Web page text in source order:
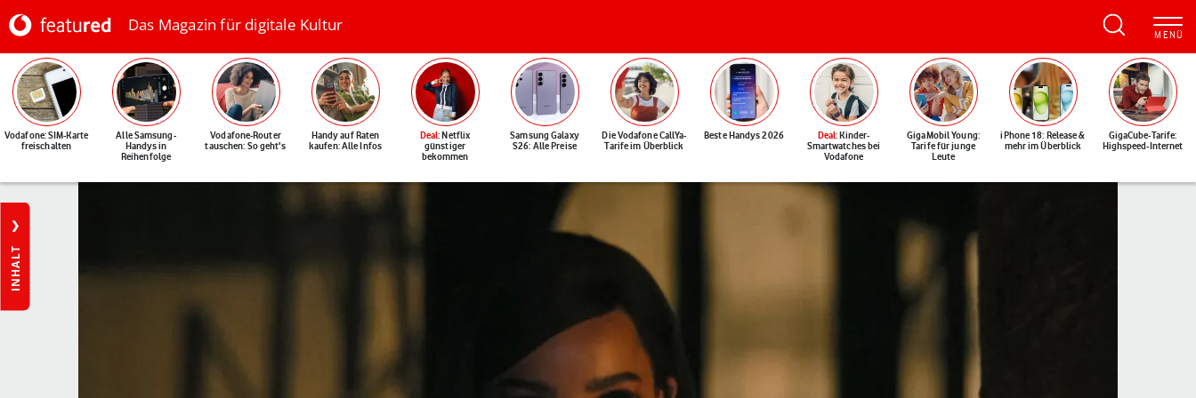
Das Magazin für digitale Kultur
Vodafone: SIM-Karte
freischalten
Alle Samsung-
Handys in
Reihenfolge
Vodafone-Router
tauschen: So geht's
Handy auf Raten
kaufen: Alle Infos
Deal: Netflix
günstiger
bekommen
Samsung Galaxy
S26: Alle Preise
Die Vodafone CallYa-
Tarife im Überblick
Beste Handys 2026 Deal: Kinder-
Smartwatches bei
Vodafone
GigaMobil Young:
Tarife für junge
Leute
iPhone 18: Release &
mehr im Überblick
GigaCube-Tarife:
Highspeed-Internet
INHALT